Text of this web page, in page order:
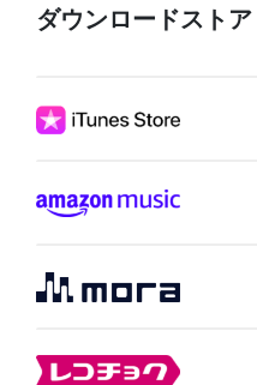
ダウンロードストア